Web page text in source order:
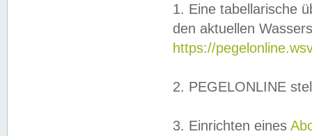
1. Eine tabellarische
den aktuellen
https://
2. PEGELONLINE
3. Einrichten eines